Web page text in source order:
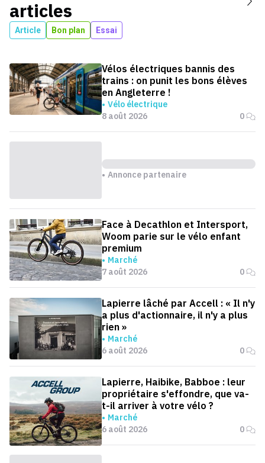
articles
Article Bon plan Essai
Vélos électriques bannis des
trains : on punit les bons élèves
en Angleterre !
Vélo électrique
8 août 2026
0
Annonce partenaire
Face à Decathlon et Intersport,
Woom parie sur le vélo enfant
premium
Marché
7 août 2026
0
Lapierre lâché par Accell : « Il n'y
a plus d'actionnaire, il n'y a plus
rien »
Marché
6 août 2026
0
Lapierre, Haibike, Babboe : leur
propriétaire s'effondre, que va-
t-il arriver à votre vélo ?
Marché
6 août 2026
0